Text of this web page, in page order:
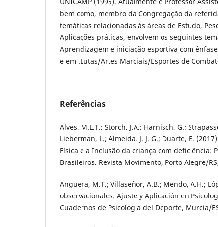
UNICAMP (1995). Atualmente é Professor
bem como, membro da Congregação da
temáticas relacionadas às áreas de Estudo,
Aplicações práticas, envolvem os seguintes
Aprendizagem e iniciação esportiva com
e em .Lutas/Artes Marciais/Esportes de
Referências
Alves, M.L.T.; Storch, J.A.; Harnisch, G.;
Lieberman, L.; Almeida, J. J. G.; Duarte, E.
Física e a Inclusão da criança com deficiência:
Brasileiros. Revista Movimento, Porto Alegre/
Anguera, M.T.; Villaseñor, A.B.; Mendo, A.H.;
observacionales: Ajuste y Aplicación en
Cuadernos de Psicología del Deporte, Murcia/